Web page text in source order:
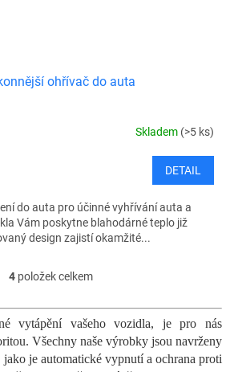
ohřívač do auta
Skladem (>5 ks)
DETAIL
do auta pro účinné vyhřívání auta a
Vám poskytne blahodárné teplo již
design zajistí okamžité...
O
l
á
d
a
4položek celkem
vytápění vašeho vozidla, je pro nás
Všechny naše výrobky jsou navrženy
je automatické vypnutí a ochrana proti